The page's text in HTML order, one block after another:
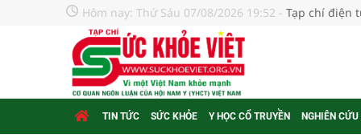
Hôm nay: Thứ Sáu 07/08/2026 19:52 - Tạp chí điện
TIN TỨC SỨC KHỎE Y HỌC CỔ TRUYỀN NGHIÊN CỨU